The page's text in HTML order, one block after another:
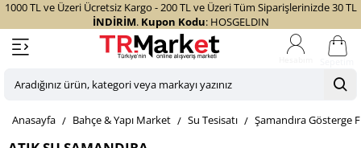
1000 TL ve Üzeri Ücretsiz Kargo - 200 TL ve Üzeri Tüm Siparişlerinizde 30 TL
İNDİRİM. Kupon Kodu: HOSGELDIN
Aradığınız
kategori
homeBahçe & Yapı Market Su Tesisatı Şamandıra Gösterge